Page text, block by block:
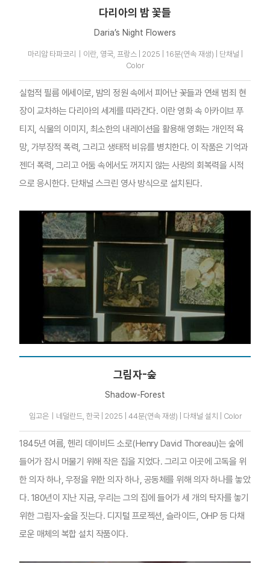
다리아의 밤 꽃들
Daria’s Night Flowers
마리암 타파코리｜이란, 영국, 프랑스 | 2025 | 16분(연속 재생) | 단채널 |
Color
실험적 필름 에세이로, 밤의 정원 속에서 피어난 꽃들과 연쇄 범죄 현
장이 교차하는 다리아의 세계를 따라간다. 이란 영화 속 아카이브 푸
티지, 식물의 이미지, 최소한의 내레이션을 활용해 영화는 개인적 욕
망, 가부장적 폭력, 그리고 생태적 비유를 병치한다. 이 작품은 기억과
젠더 폭력, 그리고 어둠 속에서도 꺼지지 않는 사랑의 회복력을 시적
으로 응시한다. 단채널 스크린 영사 방식으로 설치된다.
그림자-숲
Shadow-Forest
임고은｜네덜란드, 한국 | 2025 | 44분(연속 재생) | 다채널 설치 | Color
1845년 여름, 헨리 데이비드 소로(Henry David Thoreau)는 숲에
들어가 잠시 머물기 위해 작은 집을 지었다. 그리고 이곳에 고독을 위
한 의자 하나, 우정을 위한 의자 하나, 공동체를 위해 의자 하나를 놓았
다. 180년이 지난 지금, 우리는 그의 집에 들어가 세 개의 탁자를 놓기
위한 그림자-숲을 짓는다. 디지털 프로젝션, 슬라이드, OHP 등 다채
로운 매체의 복합 설치 작품이다.